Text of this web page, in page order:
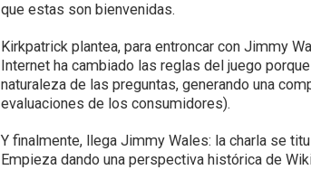
que estas son bienvenidas.
Kirkpatrick plantea, para entroncar con Jimmy
Internet ha cambiado las reglas del juego
naturaleza de las preguntas, generando una
evaluaciones de los consumidores).
Y finalmente, llega Jimmy Wales: la charla se
Empieza dando una perspectiva histórica de